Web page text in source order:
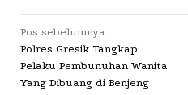
Navigasi
pos
Pos sebelumnya
Polres Gresik Tangkap
Pelaku Pembunuhan Wanita
Yang Dibuang di Benjeng